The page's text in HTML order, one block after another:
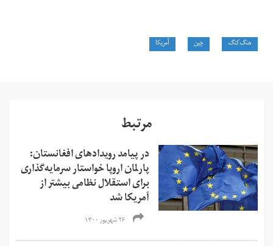
هنگ‌کنگ چین آمریکا
مرتبط
در پیامد رویدادهای افغانستان:
پارلمان اروپا خواستار سرمایه‌گذاری
برای استقلال نظامی بیشتر از
آمریکا شد
۲۶ شهریور ۱۴۰۰